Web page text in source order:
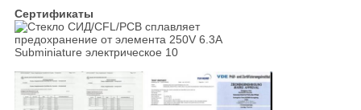
Сертификаты